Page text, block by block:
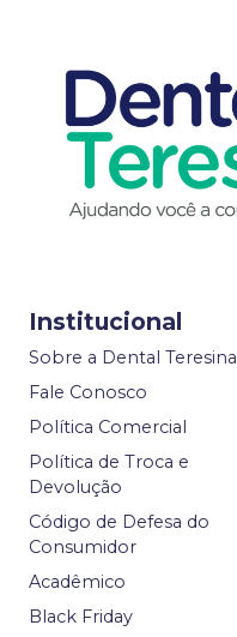
Institucional
Sobre a Dental Teresina
Fale Conosco
Política Comercial
Política de Troca e
Devolução
Código de Defesa do
Consumidor
Acadêmico
Black Friday